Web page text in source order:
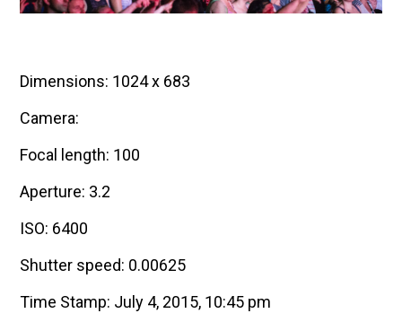
Dimensions: 1024 x 683
Camera:
Focal length: 100
Aperture: 3.2
ISO: 6400
Shutter speed: 0.00625
Time Stamp: July 4, 2015, 10:45 pm